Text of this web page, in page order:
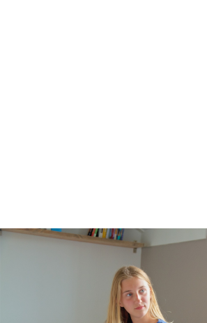
Grieks
Latijn
Natuurkunde
Nederlands
Scheikunde
Wiskunde
Mbo/hbo